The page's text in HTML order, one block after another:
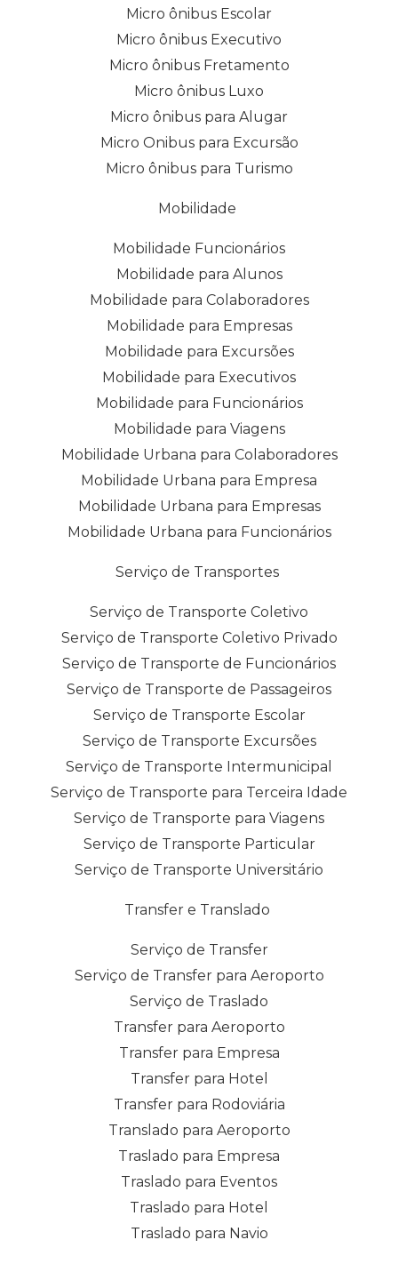
Micro ônibus Escolar
Micro ônibus Executivo
Micro ônibus Fretamento
Micro ônibus Luxo
Micro ônibus para Alugar
Micro Onibus para Excursão
Micro ônibus para Turismo
Mobilidade
Mobilidade Funcionários
Mobilidade para Alunos
Mobilidade para Colaboradores
Mobilidade para Empresas
Mobilidade para Excursões
Mobilidade para Executivos
Mobilidade para Funcionários
Mobilidade para Viagens
Mobilidade Urbana para Colaboradores
Mobilidade Urbana para Empresa
Mobilidade Urbana para Empresas
Mobilidade Urbana para Funcionários
Serviço de Transportes
Serviço de Transporte Coletivo
Serviço de Transporte Coletivo Privado
Serviço de Transporte de Funcionários
Serviço de Transporte de Passageiros
Serviço de Transporte Escolar
Serviço de Transporte Excursões
Serviço de Transporte Intermunicipal
Serviço de Transporte para Terceira Idade
Serviço de Transporte para Viagens
Serviço de Transporte Particular
Serviço de Transporte Universitário
Transfer e Translado
Serviço de Transfer
Serviço de Transfer para Aeroporto
Serviço de Traslado
Transfer para Aeroporto
Transfer para Empresa
Transfer para Hotel
Transfer para Rodoviária
Translado para Aeroporto
Traslado para Empresa
Traslado para Eventos
Traslado para Hotel
Traslado para Navio